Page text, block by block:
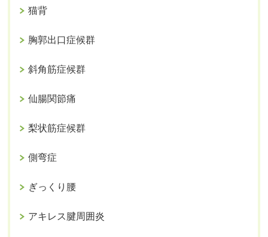
猫背
胸郭出口症候群
斜角筋症候群
仙腸関節痛
梨状筋症候群
側弯症
ぎっくり腰
アキレス腱周囲炎